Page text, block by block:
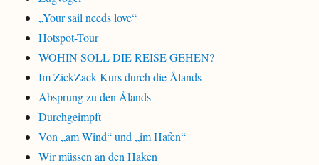
„Your sail needs love“
Hotspot-Tour
WOHIN SOLL DIE REISE GEHEN?
Im ZickZack Kurs durch die Ålands
Absprung zu den Ålands
Durchgeimpft
Von „am Wind“ und „im Hafen“
Wir müssen an den Haken